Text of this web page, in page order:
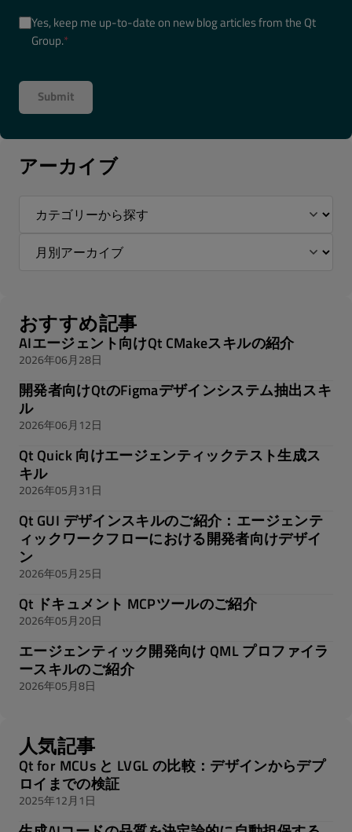
Yes, keep me up-to-date on new blog articles from the Qt
Group.*
アーカイブ
おすすめ記事
AIエージェント向けQt CMakeスキルの紹介
2026年06月28日
開発者向けQtのFigmaデザインシステム抽出スキ
ル
2026年06月12日
Qt Quick 向けエージェンティックテスト生成ス
キル
2026年05月31日
Qt GUI デザインスキルのご紹介：エージェンテ
ィックワークフローにおける開発者向けデザイ
ン
2026年05月25日
Qt ドキュメント MCPツールのご紹介
2026年05月20日
エージェンティック開発向け QML プロファイラ
ースキルのご紹介
2026年05月8日
人気記事
Qt for MCUs と LVGL の比較：デザインからデプ
ロイまでの検証
2025年12月1日